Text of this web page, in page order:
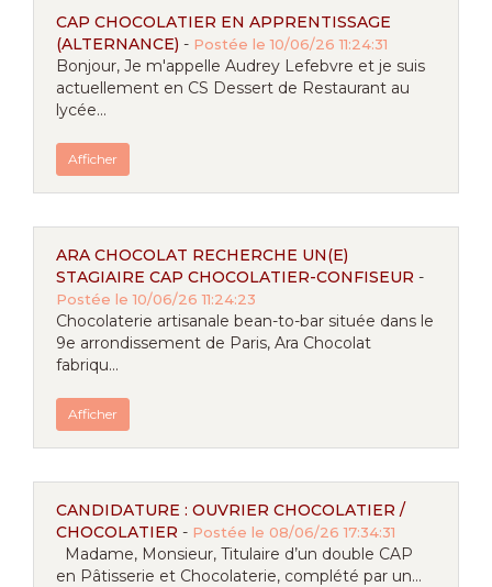
CAP CHOCOLATIER EN APPRENTISSAGE
(ALTERNANCE) - Postée le 10/06/26 11:24:31
Bonjour, Je m'appelle Audrey Lefebvre et je suis
actuellement en CS Dessert de Restaurant au
lycée...
Afficher
ARA CHOCOLAT RECHERCHE UN(E)
STAGIAIRE CAP CHOCOLATIER-CONFISEUR -
Postée le 10/06/26 11:24:23
Chocolaterie artisanale bean-to-bar située dans le
9e arrondissement de Paris, Ara Chocolat
fabriqu...
Afficher
CANDIDATURE : OUVRIER CHOCOLATIER /
CHOCOLATIER - Postée le 08/06/26 17:34:31
Madame, Monsieur, Titulaire d’un double CAP
en Pâtisserie et Chocolaterie, complété par un...